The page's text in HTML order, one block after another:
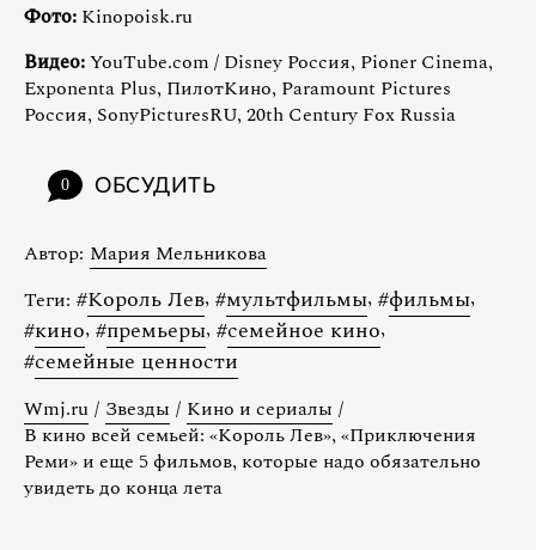
Фото: Kinopoisk.ru
Видео:YouТube.com / Disney Россия, Pioner Cinema,
Exponenta Plus, ПилотКино, Paramount Pictures
Россия, SonyPicturesRU, 20th Century Fox Russia
0 ОБСУДИТЬ
Автор: Мария Мельникова
Теги: #Король Лев, #мультфильмы, #фильмы,
#кино, #премьеры, #семейное кино,
#семейные ценности
Wmj.ru / Звезды / Кино и сериалы /
В кино всей семьей: «Король Лев», «Приключения
Реми» и еще 5 фильмов, которые надо обязательно
увидеть до конца лета